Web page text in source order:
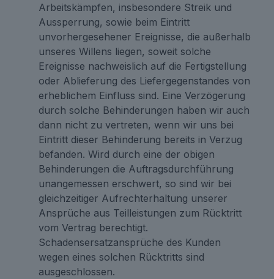
Arbeitskämpfen, insbesondere Streik und
Aussperrung, sowie beim Eintritt
unvorhergesehener Ereignisse, die außerhalb
unseres Willens liegen, soweit solche
Ereignisse nachweislich auf die Fertigstellung
oder Ablieferung des Liefergegenstandes von
erheblichem Einfluss sind. Eine Verzögerung
durch solche Behinderungen haben wir auch
dann nicht zu vertreten, wenn wir uns bei
Eintritt dieser Behinderung bereits in Verzug
befanden. Wird durch eine der obigen
Behinderungen die Auftragsdurchführung
unangemessen erschwert, so sind wir bei
gleichzeitiger Aufrechterhaltung unserer
Ansprüche aus Teilleistungen zum Rücktritt
vom Vertrag berechtigt.
Schadensersatzansprüche des Kunden
wegen eines solchen Rücktritts sind
ausgeschlossen.